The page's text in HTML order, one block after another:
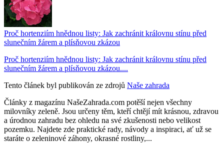
Proč hortenziím hnědnou listy: Jak zachránit královnu stínu před
slunečním žárem a plísňovou zkázou
Proč hortenziím hnědnou listy: Jak zachránit královnu stínu před
slunečním žárem a plísňovou zkázou....
Tento článek byl publikován ze zdrojů Naše zahrada
Články z magazínu NašeZahrada.com potěší nejen všechny
milovníky zeleně. Jsou určeny těm, kteří chtějí mít krásnou, zdravou
a úrodnou zahradu bez ohledu na své zkušenosti nebo velikost
pozemku. Najdete zde praktické rady, návody a inspiraci, ať už se
staráte o zeleninové záhony, okrasné rostliny,...